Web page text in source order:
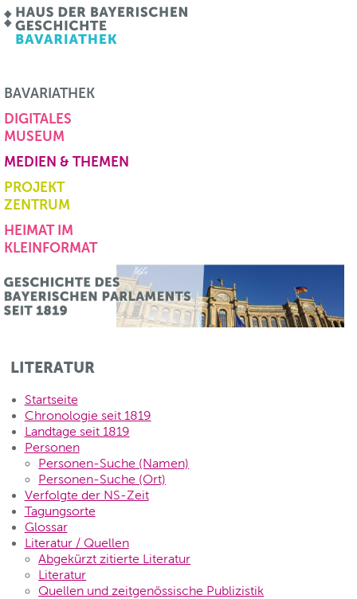
BAVARIATHEK
DIGITALES
MUSEUM
MEDIEN & THEMEN
PROJEKT
ZENTRUM
HEIMAT IM
KLEINFORMAT
LITERATUR
Startseite
Chronologie seit 1819
Landtage seit 1819
Personen
Personen-Suche (Namen)
Personen-Suche (Ort)
Verfolgte der NS-Zeit
Tagungsorte
Glossar
Literatur / Quellen
Abgekürzt zitierte Literatur
Literatur
Quellen und zeitgenössische Publizistik